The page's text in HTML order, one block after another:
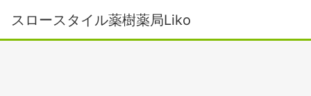
スロースタイル薬樹薬局Liko